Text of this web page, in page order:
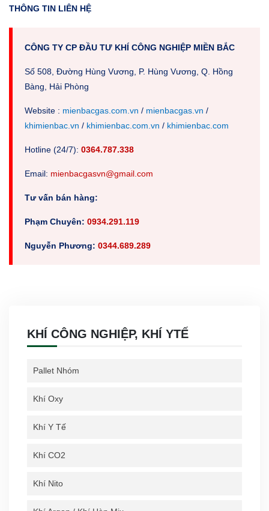
THÔNG TIN LIÊN HỆ
CÔNG TY CP ĐẦU TƯ KHÍ CÔNG NGHIỆP MIỀN BẮC
Số 508, Đường Hùng Vương, P. Hùng Vương, Q. Hồng
Bàng, Hải Phòng
Website : mienbacgas.com.vn / mienbacgas.vn /
khimienbac.vn / khimienbac.com.vn / khimienbac.com
Hotline (24/7): 0364.787.338
Email: mienbacgasvn@gmail.com
Tư vấn bán hàng:
Phạm Chuyên: 0934.291.119
Nguyễn Phương: 0344.689.289
KHÍ CÔNG NGHIỆP, KHÍ YTẾ
Pallet Nhóm
Khí Oxy
Khí Y Tế
Khí CO2
Khí Nito